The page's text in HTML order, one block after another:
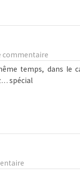
commentaire
temps, dans le
spécial